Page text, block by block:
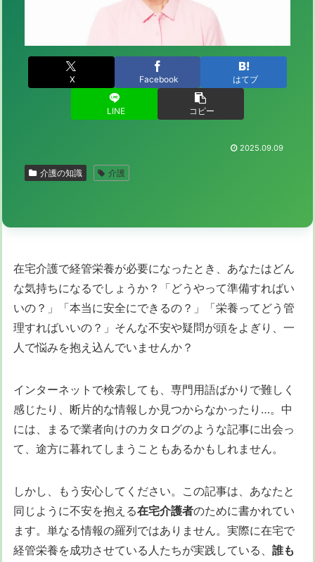
X Facebook はてブ
LINE コピー
2025.09.09
介護の知識 介護
在宅介護で経管栄養が必要になったとき、あなたはどん
な気持ちになるでしょうか？「どうやって準備すればい
いの？」「本当に安全にできるの？」「栄養ってどう管
理すればいいの？」そんな不安や疑問が頭をよぎり、一
人で悩みを抱え込んでいませんか？
インターネットで検索しても、専門用語ばかりで難しく
感じたり、断片的な情報しか見つからなかったり…。中
には、まるで業者向けのカタログのような記事に出会っ
て、途方に暮れてしまうこともあるかもしれません。
しかし、もう安心してください。この記事は、あなたと
同じように不安を抱える在宅介護者のために書かれてい
ます。単なる情報の羅列ではありません。実際に在宅で
経管栄養を成功させている人たちが実践している、 誰も